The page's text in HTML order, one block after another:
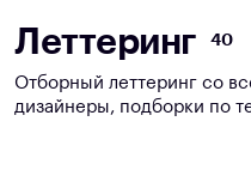
Л еттеринг 40
Отборный леттеринг со
дизайнеры, подборки по